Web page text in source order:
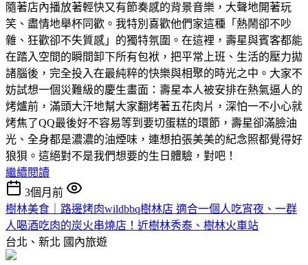
隨著店內播放著輕快又有節奏感的背景音樂，大聲地開著玩
笑、盡情地舉杯同歡。我特別喜歡他們家這種「熱鬧卻不吵
雜、狂歡卻不失質感」的獨特氛圍。在這裡，壽星與賓客都能
在踏入空間的瞬間卸下所有包袱，把平常上班、生活的壓力拋
諸腦後，完全投入在最純粹的快樂與相聚的時光之中。大家不
妨試想一個災難級的慶生畫面：壽星本人被安排在熱氣逼人的
烤爐前，滿頭大汗地幫大家翻烤著五花肉片，深怕一不小心就
烤焦了QQ最後好不容易等到要切蛋糕的環節，壽星卻滿臉油
光、全身都是濃濃的油煙味，連想拍張美美的紀念照都覺得好
狼狽。這絕對不是我們想要的生日體驗，對吧！
繼續閱讀
3個月前
樹林美食｜路邊烤肉wildbbq樹林店 適合一個人吃宵夜、一群
人喝酒吃肉的炭火串燒店！近樹林秀泰、樹林火車站
台北、新北 國內旅遊